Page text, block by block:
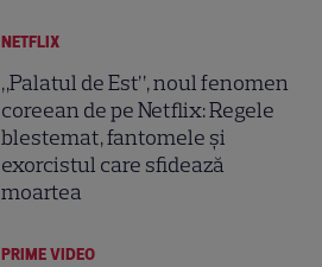
NETFLIX
„Palatul de Est”, noul fenomen
coreean de pe Netflix: Regele
blestemat, fantomele și
exorcistul care sfidează
moartea
PRIME VIDEO